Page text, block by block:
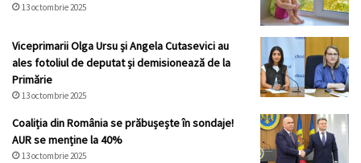
13 octombrie 2025
Viceprimarii Olga Ursu și Angela Cutasevici au
ales fotoliul de deputat și demisionează de la
Primărie
13 octombrie 2025
Coaliția din România se prăbușește în sondaje!
AUR se menține la 40%
13 octombrie 2025